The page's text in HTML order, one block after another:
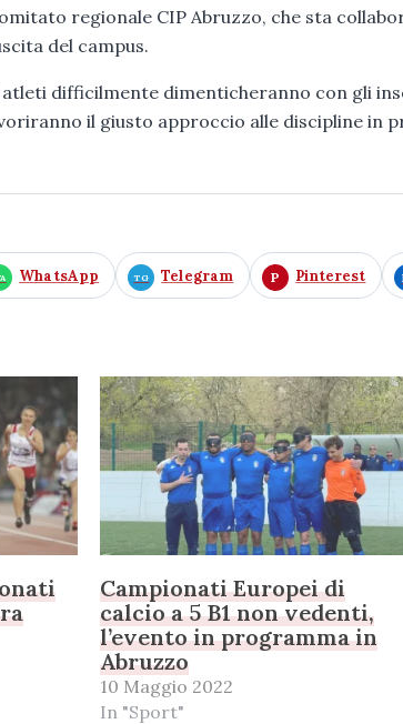
regionale CIP Abruzzo, che sta
del campus.
atleti difficilmente dimenticheranno con gli
il giusto approccio alle discipline in
WhatsApp Telegram Pinterest
Campionati Europei di
calcio a 5 B1 non vedenti,
l’evento in programma in
Abruzzo
10 Maggio 2022
In "Sport"